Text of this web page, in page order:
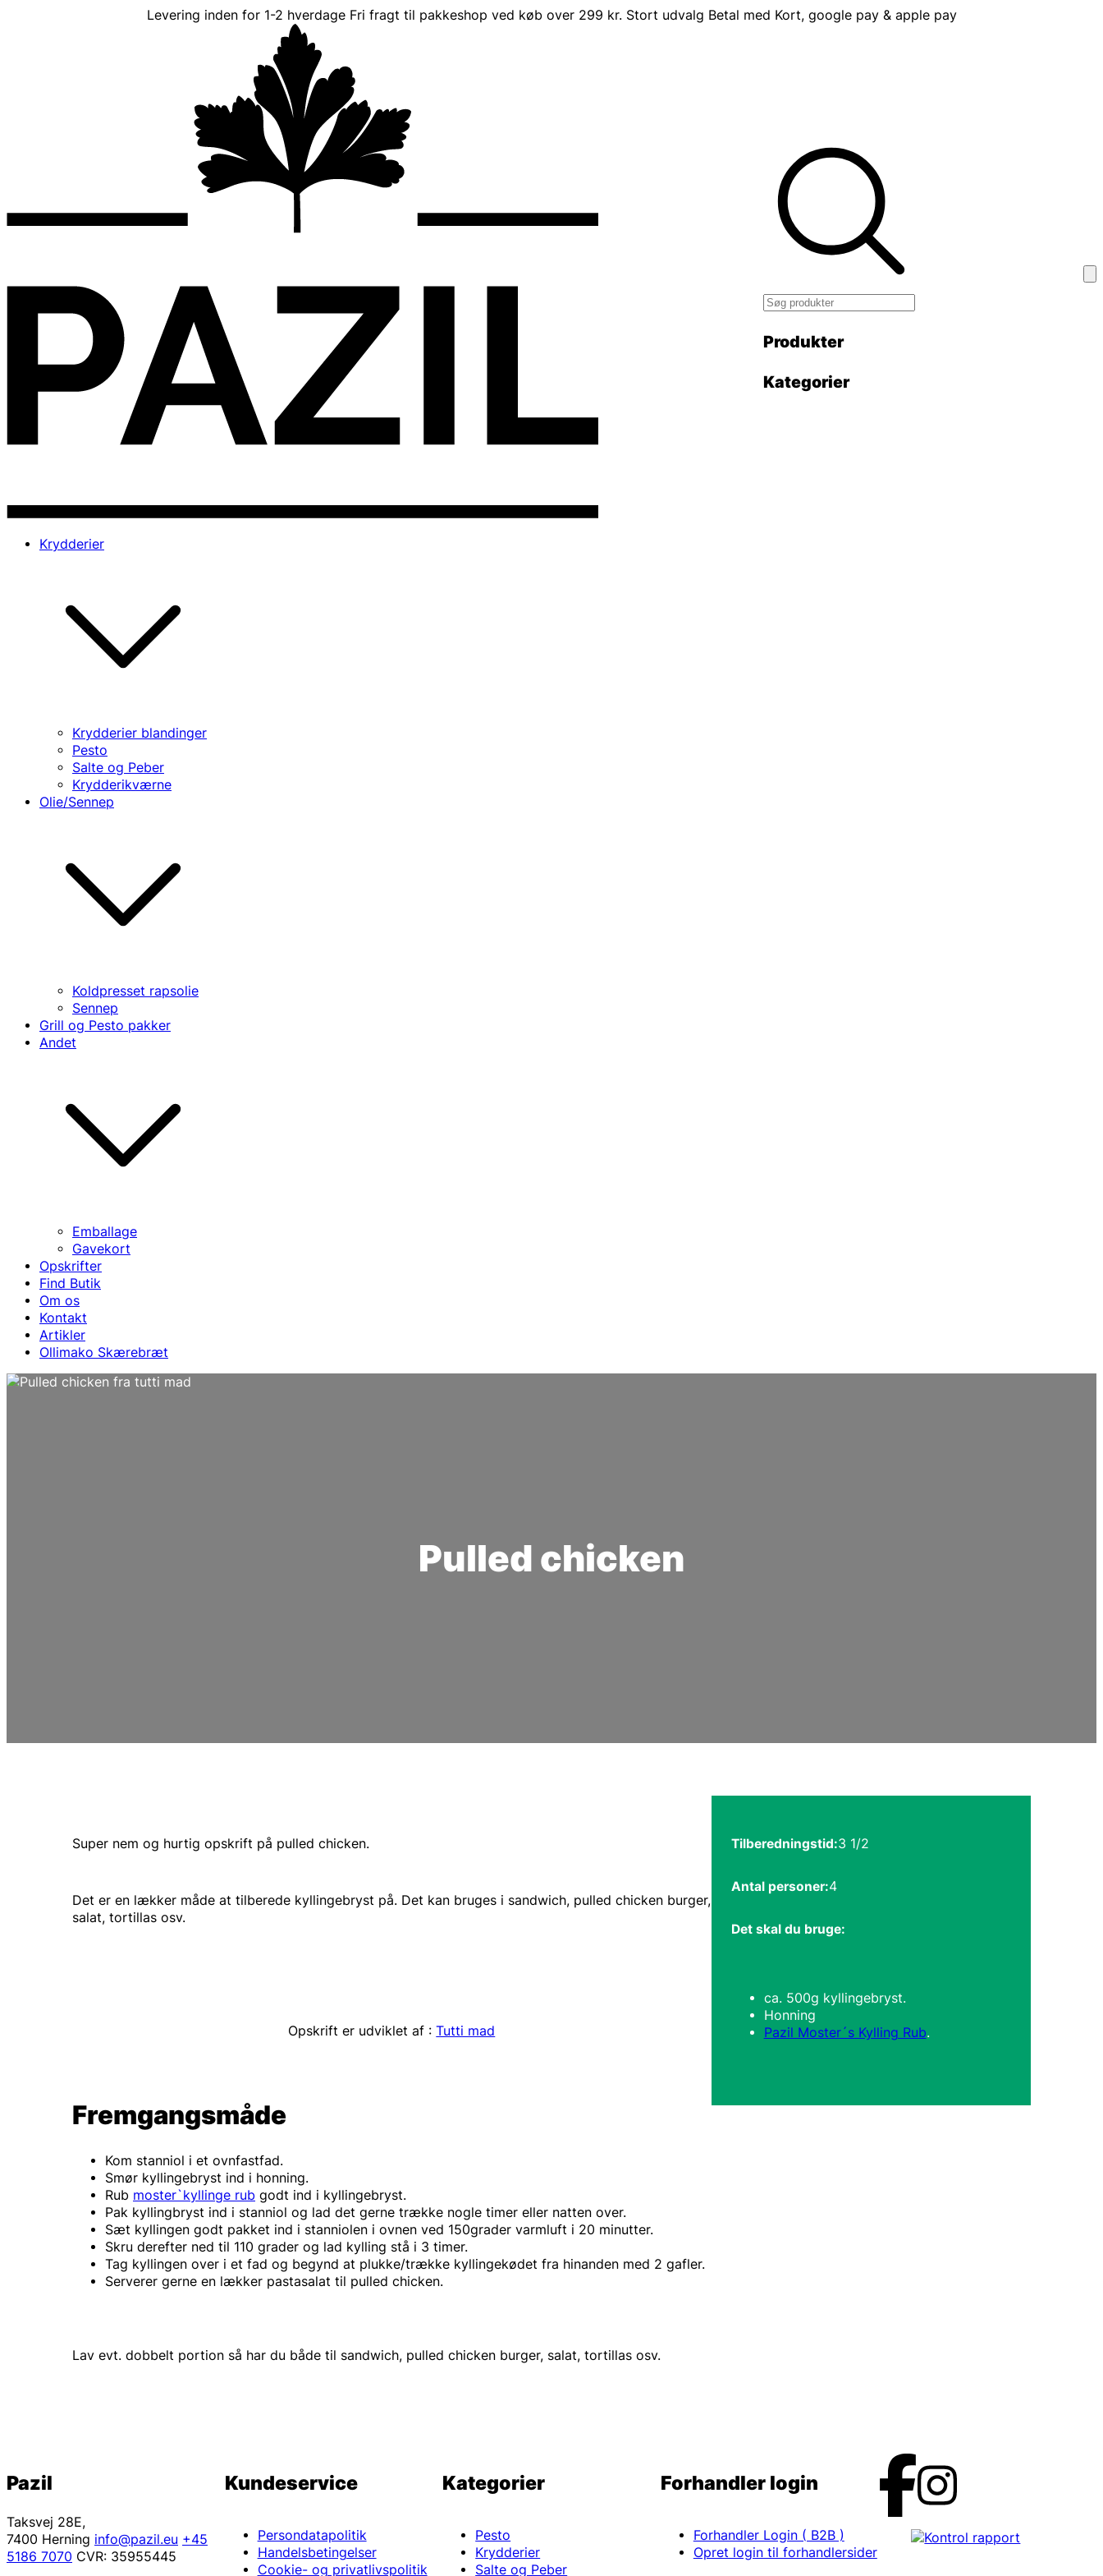
Levering inden for 1-2 hverdage Fri fragt til pakkeshop ved køb over 299 kr. Stort udvalg Betal med Kort, google pay & apple pay
Produkter
Kategorier
Krydderier
Krydderier blandinger
Pesto
Salte og Peber
Krydderikværne
Olie/Sennep
Koldpresset rapsolie
Sennep
Grill og Pesto pakker
Andet
Emballage
Gavekort
Opskrifter
Find Butik
Om os
Kontakt
Artikler
Ollimako Skærebræt
Pulled chicken
Super nem og hurtig opskrift på pulled chicken.
Det er en lækker måde at tilberede kyllingebryst på. Det kan bruges i sandwich, pulled chicken burger,
salat, tortillas osv.
Opskrift er udviklet af :Tutti mad
Fremgangsmåde
Kom stanniol i et ovnfastfad.
Smør kyllingebryst ind i honning.
Rub moster`kyllinge rub godt ind i kyllingebryst.
Pak kyllingbryst ind i stanniol og lad det gerne trække nogle timer eller natten over.
Sæt kyllingen godt pakket ind i stanniolen i ovnen ved 150grader varmluft i 20 minutter.
Skru derefter ned til 110 grader og lad kylling stå i 3 timer.
Tag kyllingen over i et fad og begynd at plukke/trække kyllingekødet fra hinanden med 2 gafler.
Serverer gerne en lækker pastasalat til pulled chicken.
Lav evt. dobbelt portion så har du både til sandwich, pulled chicken burger, salat, tortillas osv.
Tilberedningstid:3 1/2
Antal personer:4
Det skal du bruge:
ca. 500g kyllingebryst.
Honning
Pazil Moster´s Kylling Rub.
Pazil
Taksvej 28E,
7400 Herning info@pazil.eu +45
5186 7070 CVR: 35955445
Kundeservice
Persondatapolitik
Handelsbetingelser
Cookie- og privatlivspolitik
Kategorier
Pesto
Krydderier
Salte og Peber
Forhandler login
Forhandler Login ( B2B )
Opret login til forhandlersider